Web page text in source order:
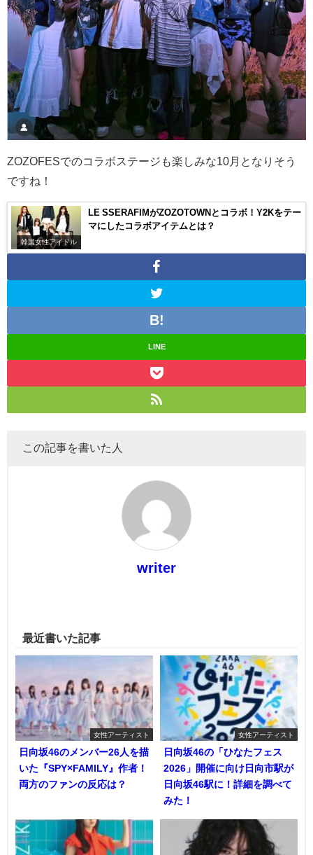
ZOZOFESでのコラボステージも楽しみな10月となりそう
ですね！
韓国女性アイドル
LE SSERAFIMがZOZOTOWNとコラボ！Y2Kをテー
マにしたコラボアイテムとは？
LINE
この記事を書いた人
writer
最近書いた記事
女性アーティスト
日向坂46のメンバー26人を描
いた『SPY×FAMILY』作者！
両方のファンの反応は？
女性アーティスト
日向坂46の「ひなたフェス
2026」開催に向け日向市駅が
日向坂46駅に！詳細を調べて
みた！